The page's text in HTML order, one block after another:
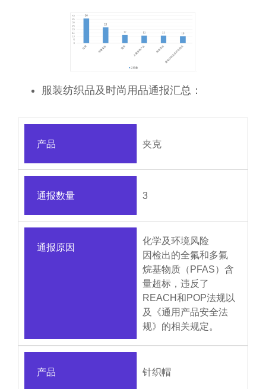
服装纺织品及时尚用品通报汇总：
产品 夹克
通报数量 3
通报原因
化学及环境风险
因检出的全氟和多氟
烷基物质（PFAS）含
量超标，违反了
REACH和POP法规以
及《通用产品安全法
规》的相关规定。
产品 针织帽